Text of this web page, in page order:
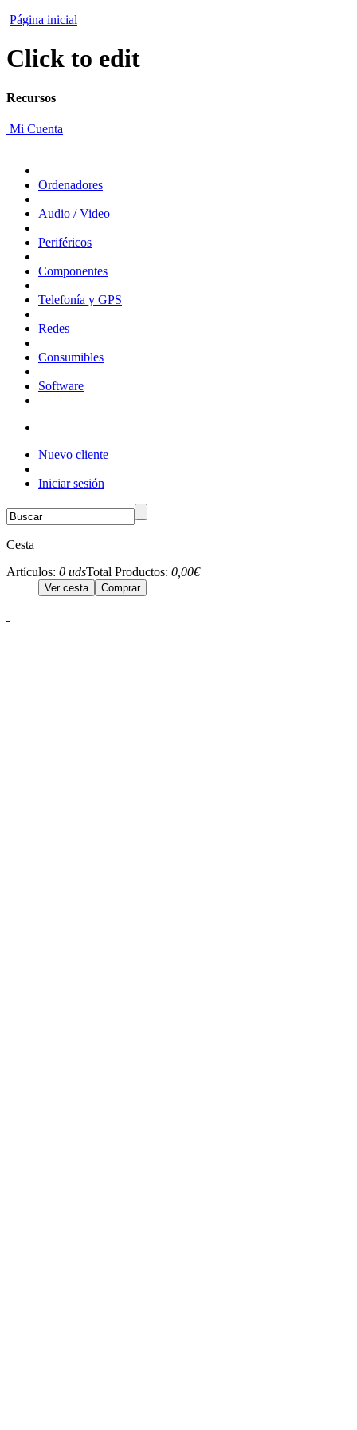
Página inicial
Click to edit
Recursos
Mi Cuenta
Ordenadores
Audio / Video
Periféricos
Componentes
Telefonía y GPS
Redes
Consumibles
Software
Nuevo cliente
Iniciar sesión
Cesta
Artículos: 0 udsTotal Productos: 0,00€